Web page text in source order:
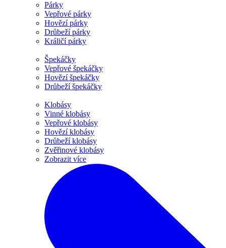
Párky
Vepřové párky
Hovězí párky
Drůbeží párky
Králičí párky
Špekáčky
Vepřové špekáčky
Hovězí špekáčky
Drůbeží špekáčky
Klobásy
Vinné klobásy
Vepřové klobásy
Hovězí klobásy
Drůbeží klobásy
Zvěřinové klobásy
Zobrazit více